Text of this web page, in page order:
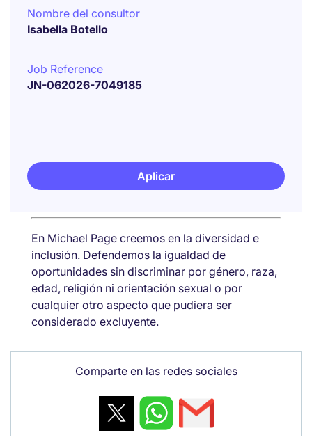
Nombre del consultor
Isabella Botello
Job Reference
JN-062026-7049185
Aplicar
En Michael Page creemos en la diversidad e
inclusión. Defendemos la igualdad de
oportunidades sin discriminar por género, raza,
edad, religión ni orientación sexual o por
cualquier otro aspecto que pudiera ser
considerado excluyente.
Comparte en las redes sociales